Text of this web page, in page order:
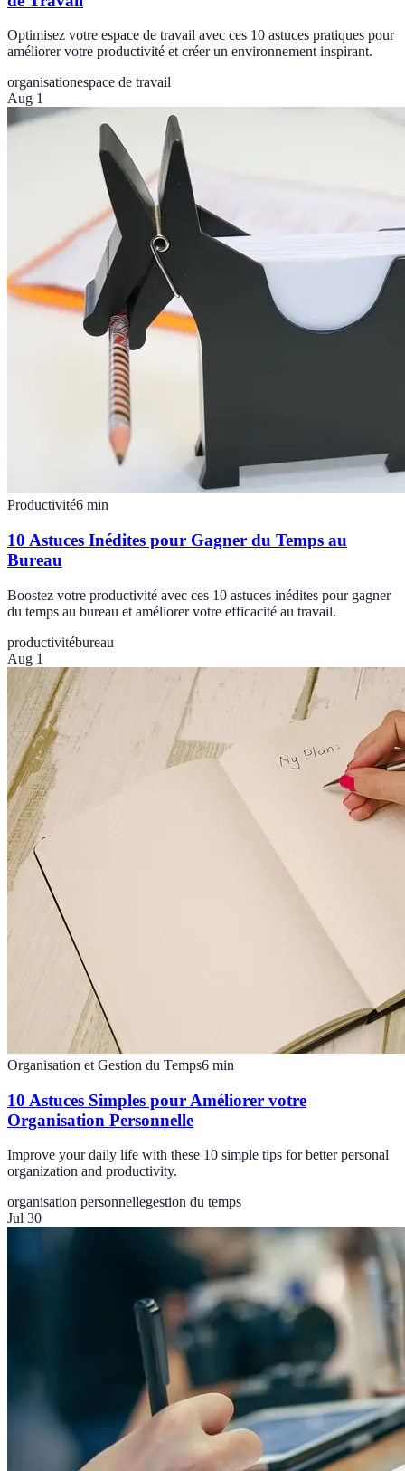
Optimisez votre espace de travail avec ces 10 astuces pratiques pour
améliorer votre productivité et créer un environnement inspirant.
organisationespace de travail
Aug 1
Productivité6 min
10 Astuces Inédites pour Gagner du Temps au
Bureau
Boostez votre productivité avec ces 10 astuces inédites pour gagner
du temps au bureau et améliorer votre efficacité au travail.
productivitébureau
Aug 1
Organisation et Gestion du Temps6 min
10 Astuces Simples pour Améliorer votre
Organisation Personnelle
Improve your daily life with these 10 simple tips for better personal
organization and productivity.
organisation personnellegestion du temps
Jul 30